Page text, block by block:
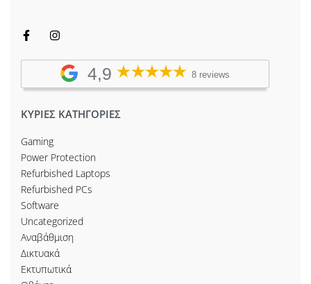
4,9 8 reviews
ΚΥΡΙΕΣ ΚΑΤΗΓΟΡΙΕΣ
Gaming
Power Protection
Refurbished Laptops
Refurbished PCs
Software
Uncategorized
Αναβάθμιση
Δικτυακά
Εκτυπωτικά